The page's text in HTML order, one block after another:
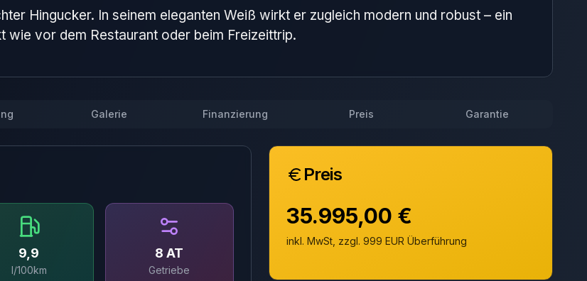
Hingucker. In seinem eleganten Weiß wirkt er zugleich modern und robust – ein
wie vor dem Restaurant oder beim Freizeittrip.
Galerie Finanzierung Preis Garantie
9,9
l/100km
8 AT
Getriebe
Preis
35.995,00 €
inkl. MwSt, zzgl. 999 EUR Überführung